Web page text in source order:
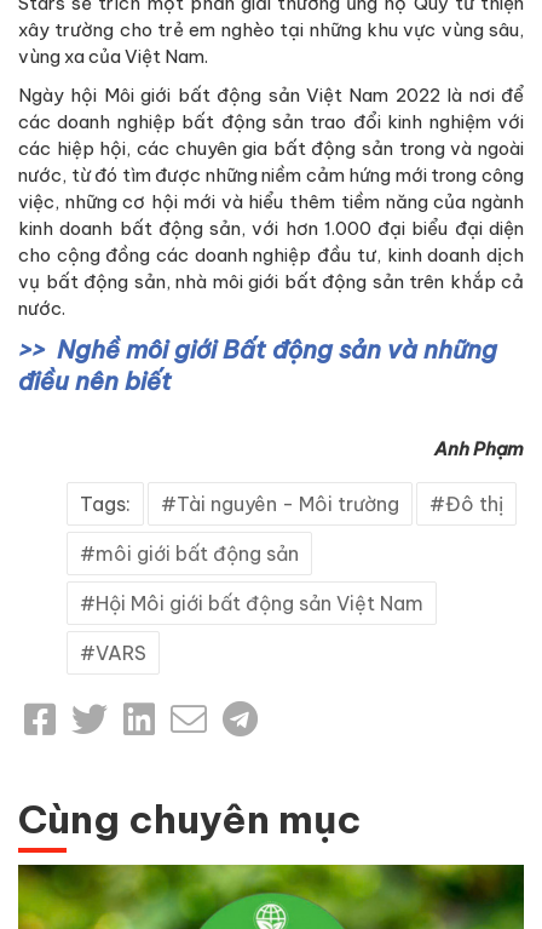
xây trường cho trẻ em nghèo tại những khu vực vùng sâu,
vùng xa của Việt Nam.
Ngày hội Môi giới bất động sản Việt Nam 2022 là nơi để
các doanh nghiệp bất động sản trao đổi kinh nghiệm với
các hiệp hội, các chuyên gia bất động sản trong và ngoài
nước, từ đó tìm được những niềm cảm hứng mới trong công
việc, những cơ hội mới và hiểu thêm tiềm năng của ngành
kinh doanh bất động sản, với hơn 1.000 đại biểu đại diện
cho cộng đồng các doanh nghiệp đầu tư, kinh doanh dịch
vụ bất động sản, nhà môi giới bất động sản trên khắp cả
nước.
Nghề môi giới Bất động sản và những
điều nên biết
Anh Phạm
Tags: Tài nguyên - Môi trường Đô thị
môi giới bất động sản
Hội Môi giới bất động sản Việt Nam
VARS
Cùng chuyên mục